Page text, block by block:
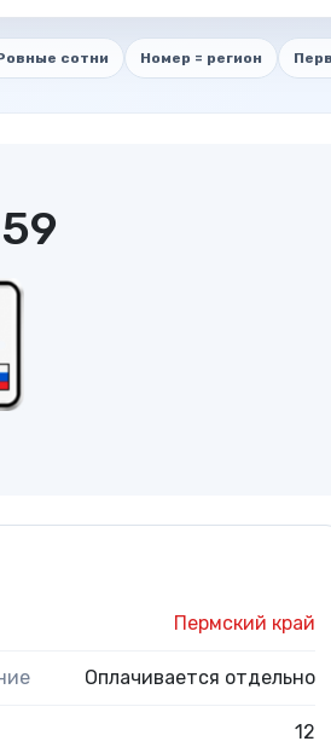
сотни Номер = регион
Пермский край
Оплачивается отдельно
12